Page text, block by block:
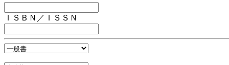
ＩＳＢＮ／ＩＳＳＮ